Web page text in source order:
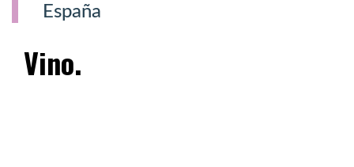
España
Vino.